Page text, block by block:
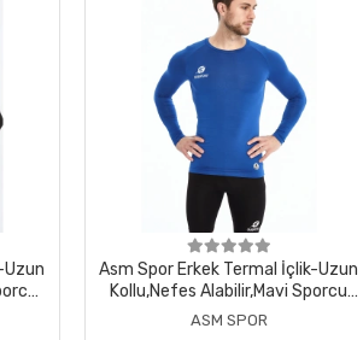
Uzun
Asm Spor Erkek Termal İçlik-Uzun
Kollu,Nefes Alabilir,Mavi Sporcu
Üstü
ASM SPOR